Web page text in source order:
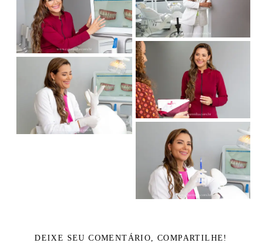
DEIXE SEU COMENTÁRIO, COMPARTILHE!